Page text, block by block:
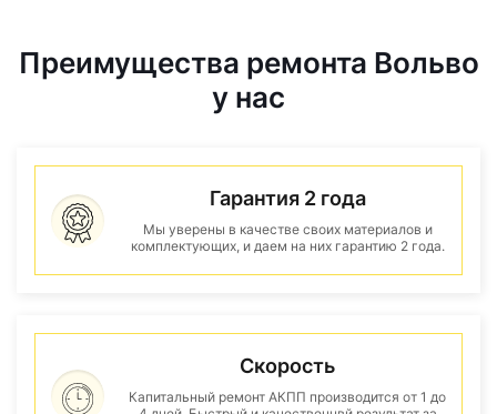
Преимущества ремонта Вольво
у нас
Гарантия 2 года
Мы уверены в качестве своих материалов и
комплектующих, и даем на них гарантию 2 года.
Скорость
Капитальный ремонт АКПП производится от 1 до